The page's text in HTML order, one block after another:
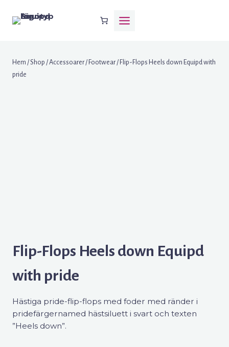
Hem /Shop /Accessoarer / Footwear / Flip-Flops Heels down Equipd with
pride
Flip-Flops Heels down Equipd
with pride
Hästiga pride-flip-flops med foder med ränder i
pridefärgernamed hästsiluett i svart och texten
”Heels down”.